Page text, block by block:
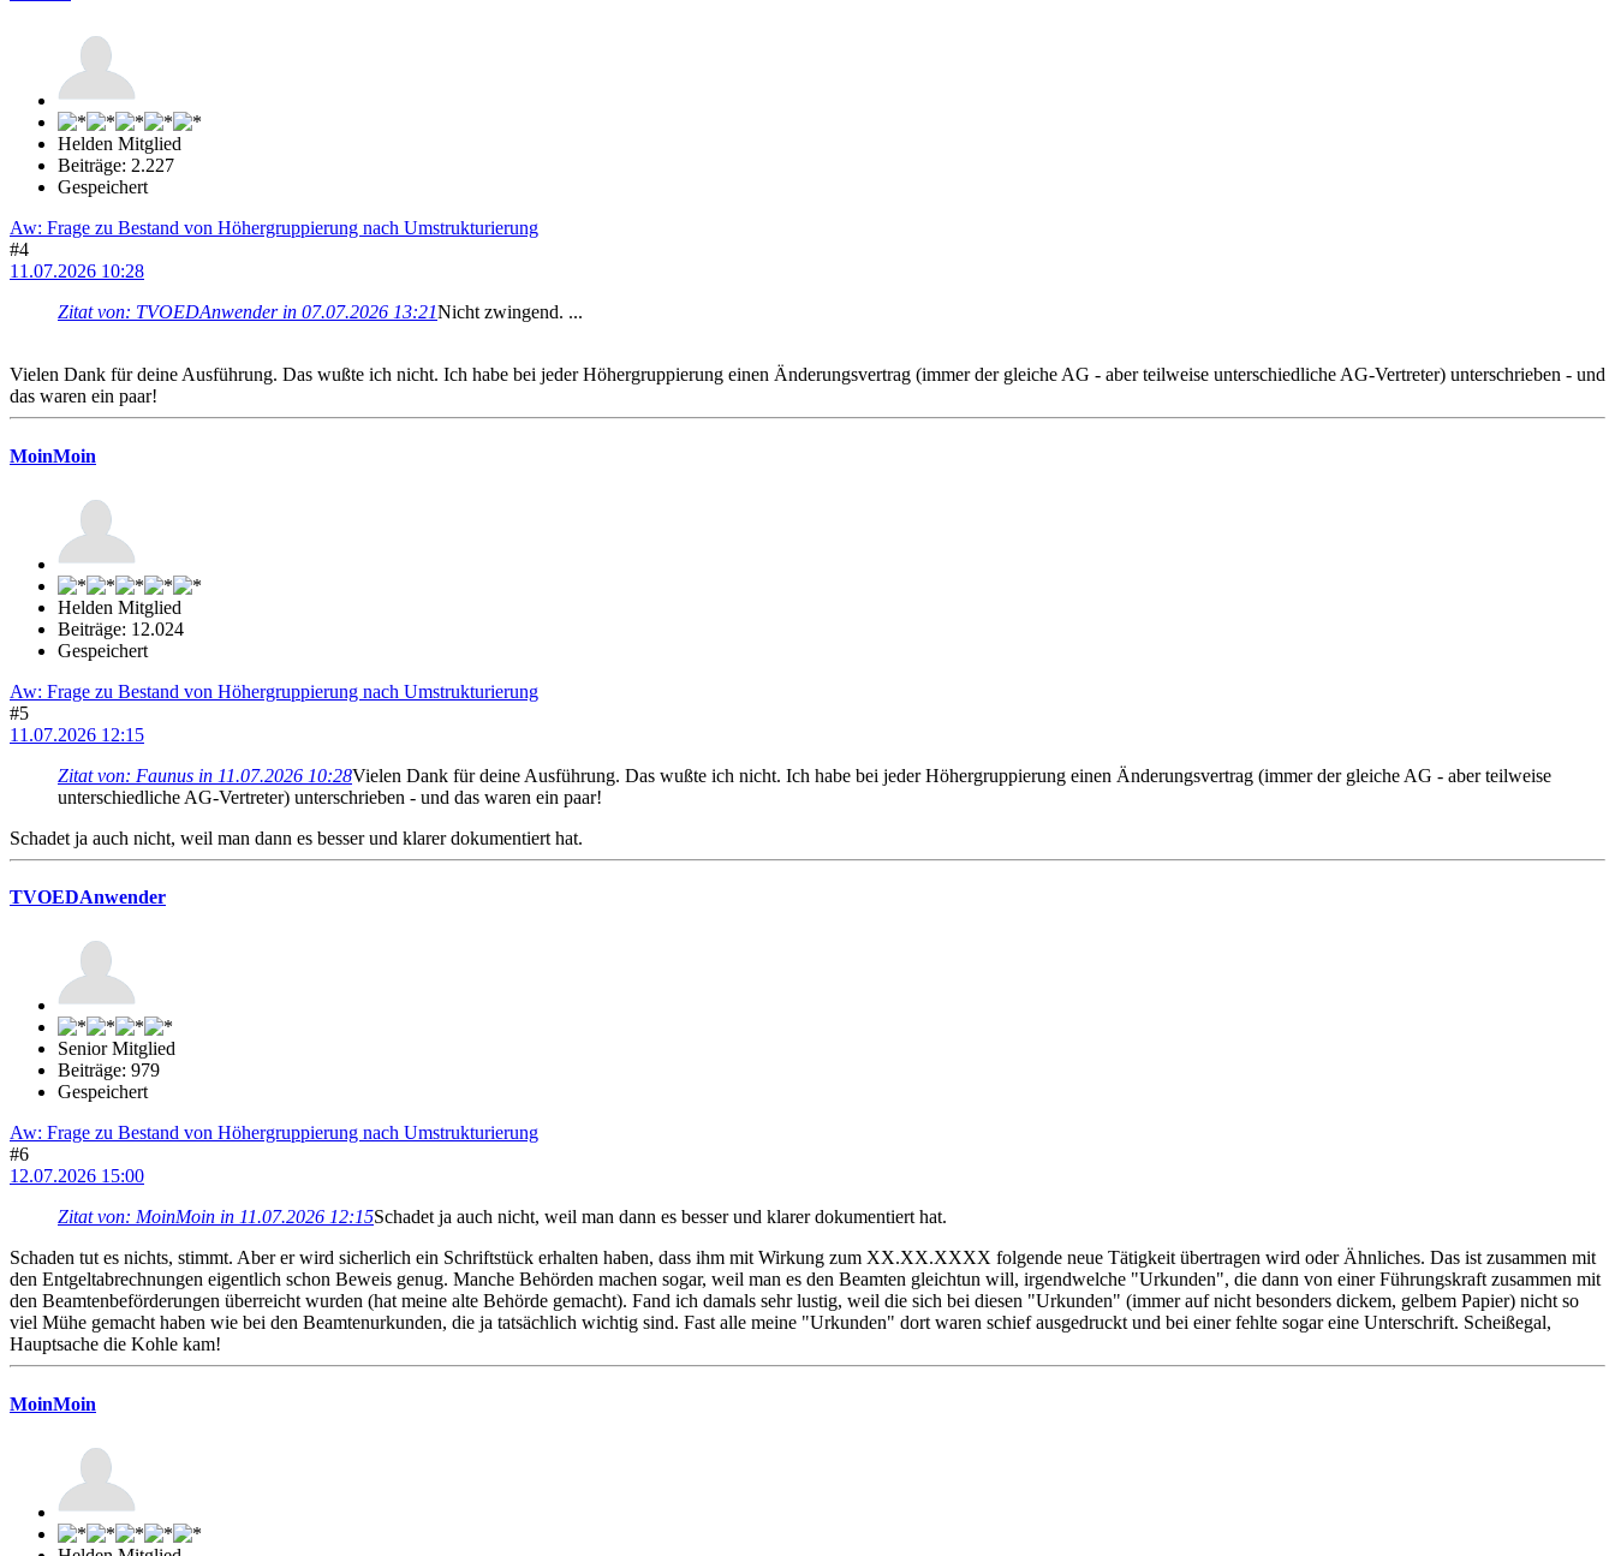
Helden Mitglied
Beiträge: 2.227
Gespeichert
Aw: Frage zu Bestand von Höhergruppierung nach Umstrukturierung
#4
11.07.2026 10:28
Zitat von: TVOEDAnwender in 07.07.2026 13:21Nicht zwingend. ...
Vielen Dank für deine Ausführung. Das wußte ich nicht. Ich habe bei jeder Höhergruppierung einen Änderungsvertrag (immer der gleiche AG - aber teilweise unterschiedliche AG-Vertreter) unterschrieben - und
das waren ein paar!
MoinMoin
Helden Mitglied
Beiträge: 12.024
Gespeichert
Aw: Frage zu Bestand von Höhergruppierung nach Umstrukturierung
#5
11.07.2026 12:15
Zitat von: Faunus in 11.07.2026 10:28Vielen Dank für deine Ausführung. Das wußte ich nicht. Ich habe bei jeder Höhergruppierung einen Änderungsvertrag (immer der gleiche AG - aber teilweise
unterschiedliche AG-Vertreter) unterschrieben - und das waren ein paar!
Schadet ja auch nicht, weil man dann es besser und klarer dokumentiert hat.
TVOEDAnwender
Senior Mitglied
Beiträge: 979
Gespeichert
Aw: Frage zu Bestand von Höhergruppierung nach Umstrukturierung
#6
12.07.2026 15:00
Zitat von: MoinMoin in 11.07.2026 12:15Schadet ja auch nicht, weil man dann es besser und klarer dokumentiert hat.
Schaden tut es nichts, stimmt. Aber er wird sicherlich ein Schriftstück erhalten haben, dass ihm mit Wirkung zum XX.XX.XXXX folgende neue Tätigkeit übertragen wird oder Ähnliches. Das ist zusammen mit
den Entgeltabrechnungen eigentlich schon Beweis genug. Manche Behörden machen sogar, weil man es den Beamten gleichtun will, irgendwelche "Urkunden", die dann von einer Führungskraft zusammen mit
den Beamtenbeförderungen überreicht wurden (hat meine alte Behörde gemacht). Fand ich damals sehr lustig, weil die sich bei diesen "Urkunden" (immer auf nicht besonders dickem, gelbem Papier) nicht so
viel Mühe gemacht haben wie bei den Beamtenurkunden, die ja tatsächlich wichtig sind. Fast alle meine "Urkunden" dort waren schief ausgedruckt und bei einer fehlte sogar eine Unterschrift. Scheißegal,
Hauptsache die Kohle kam!
MoinMoin